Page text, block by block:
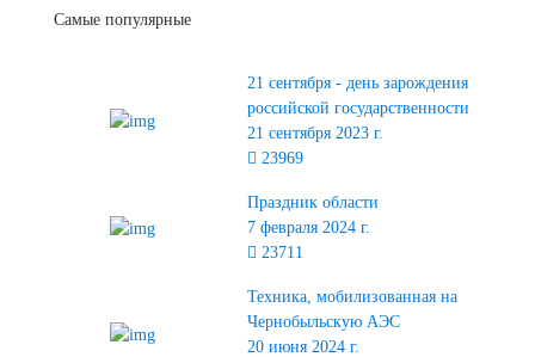
Самые популярные
21 сентября - день зарождения
российской государственности
21 сентября 2023 г.
23969
Праздник области
7 февраля 2024 г.
23711
Техника, мобилизованная на
Чернобыльскую АЭС
20 июня 2024 г.